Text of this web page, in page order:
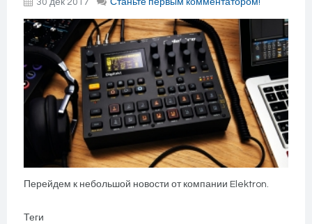
30 дек 2017 Станьте первым комментатором!
Перейдем к небольшой новости от компании Elektron.
Теги